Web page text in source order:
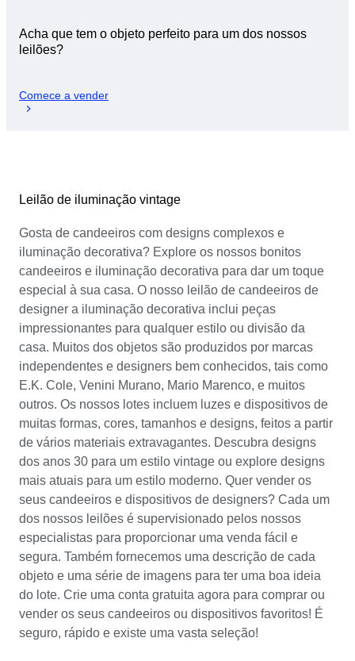
Acha que tem o objeto perfeito para um dos nossos
leilões?
Comece a vender
Leilão de iluminação vintage
Gosta de candeeiros com designs complexos e
iluminação decorativa? Explore os nossos bonitos
candeeiros e iluminação decorativa para dar um toque
especial à sua casa. O nosso leilão de candeeiros de
designer a iluminação decorativa inclui peças
impressionantes para qualquer estilo ou divisão da
casa. Muitos dos objetos são produzidos por marcas
independentes e designers bem conhecidos, tais como
E.K. Cole, Venini Murano, Mario Marenco, e muitos
outros. Os nossos lotes incluem luzes e dispositivos de
muitas formas, cores, tamanhos e designs, feitos a partir
de vários materiais extravagantes. Descubra designs
dos anos 30 para um estilo vintage ou explore designs
mais atuais para um estilo moderno. Quer vender os
seus candeeiros e dispositivos de designers? Cada um
dos nossos leilões é supervisionado pelos nossos
especialistas para proporcionar uma venda fácil e
segura. Também fornecemos uma descrição de cada
objeto e uma série de imagens para ter uma boa ideia
do lote. Crie uma conta gratuita agora para comprar ou
vender os seus candeeiros ou dispositivos favoritos! É
seguro, rápido e existe uma vasta seleção!